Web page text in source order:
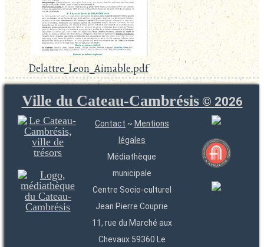
Delattre_Leon_Aimable.pdf
Ville du Cateau-Cambrésis© 2026
Contact ~ Mentions
légales
Médiathèque
municipale
Centre Socio-culturel
Jean Pierre Couprie
11, rue du Marché aux
Chevaux 59360 Le